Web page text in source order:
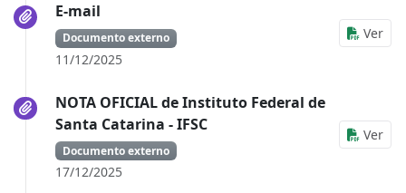
E-mail
Documento externo
11/12/2025
Ver
NOTA OFICIAL de Instituto Federal de
Santa Catarina - IFSC
Documento externo
17/12/2025
Ver